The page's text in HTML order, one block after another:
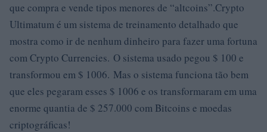
que compra e vende tipos menores de “altcoins”.Crypto
Ultimatum é um sistema de treinamento detalhado que
mostra como ir de nenhum dinheiro para fazer uma fortuna
com Crypto Currencies. O sistema usado pegou $ 100 e
transformou em $ 1006. Mas o sistema funciona tão bem
que eles pegaram esses $ 1006 e os transformaram em uma
enorme quantia de $ 257.000 com Bitcoins e moedas
criptográficas!